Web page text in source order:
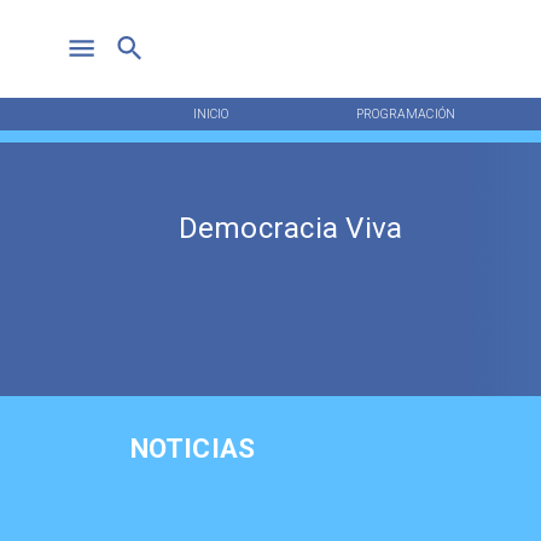
INICIO PROGRAMACIÓN
Democracia Viva
NOTICIAS